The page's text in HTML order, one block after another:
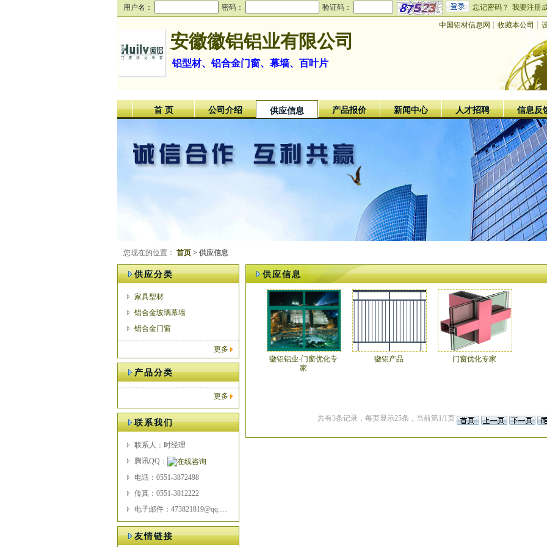
用户名： 密码： 验证码： 忘记密码？ 我要注册
中国铝材信息网 ┊ 收藏本公司 ┊
安徽徽铝铝业有限公司
铝型材、铝合金门窗、幕墙、百叶片
首 页 公司介绍 供应信息 产品报价 新闻中心 人才招聘 信息反
您现在的位置： 首页 > 供应信息
供应分类
家具型材
铝合金玻璃幕墙
铝合金门窗
更多
产品分类
更多
联系我们
联系人：时经理
腾讯QQ：
电话：0551-3872498
传真：0551-3812222
电子邮件：473821819@qq.com
友情链接
供应信息
徽铝铝业-门窗优化专
家
徽铝产品 门窗优化专家
共有3条记录，每页显示25条，当前第1/1页